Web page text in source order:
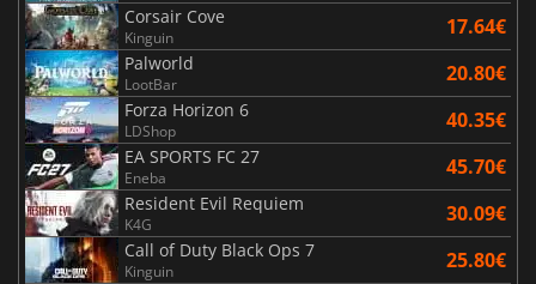
Corsair Cove
Kinguin 17.64€
Palworld
LootBar 20.80€
Forza Horizon 6
LDShop 40.35€
EA SPORTS FC 27
Eneba 45.70€
Resident Evil Requiem
K4G 30.09€
Call of Duty Black Ops 7
Kinguin 25.80€